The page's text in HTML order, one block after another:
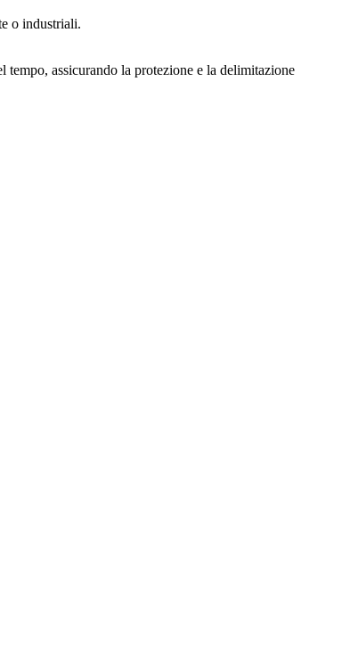
o industriali.
assicurando la protezione e la delimitazione